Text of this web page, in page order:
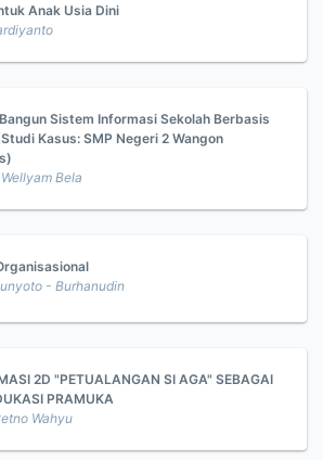
Anak Usia Dini
Sistem Informasi Sekolah Berbasis
Kasus: SMP Negeri 2 Wangon
Bela
- Burhanudin
2D "PETUALANGAN SI AGA" SEBAGAI
PRAMUKA
Wahyu